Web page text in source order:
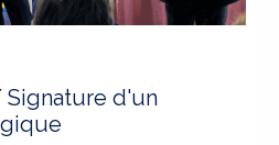
Signature d'un